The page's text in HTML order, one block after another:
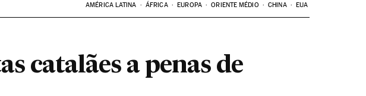
AMÉRICA LATINA ÁFRICA EUROPA ORIENTE MÉDIO CHINA EUA
catalães a penas de